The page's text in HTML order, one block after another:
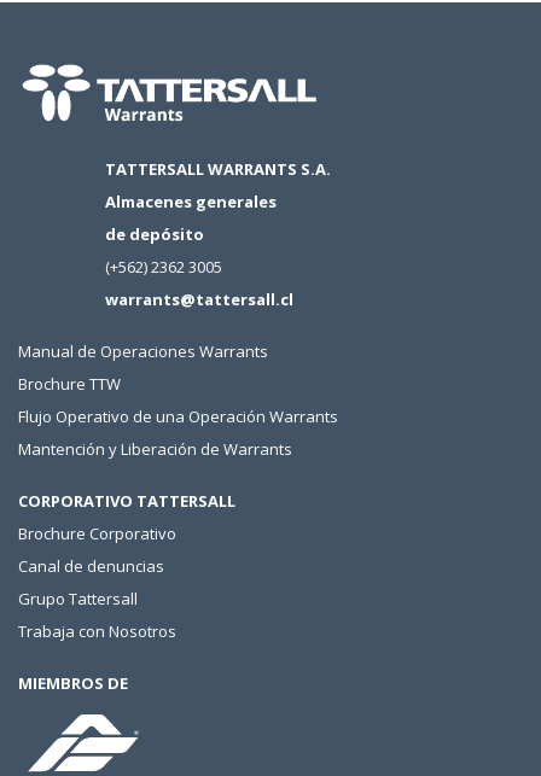
TATTERSALL WARRANTS S.A.
Almacenes generales
de depósito
(+562) 2362 3005
warrants@tattersall.cl
Manual de Operaciones Warrants
Brochure TTW
Flujo Operativo de una Operación Warrants
Mantención y Liberación de Warrants
CORPORATIVO TATTERSALL
Brochure Corporativo
Canal de denuncias
Grupo Tattersall
Trabaja con Nosotros
MIEMBROS DE